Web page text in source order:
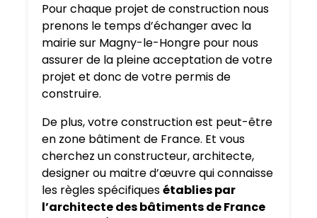
Pour chaque projet de construction nous
prenons le temps d’échanger avec la
mairie sur Magny-le-Hongre pour nous
assurer de la pleine acceptation de votre
projet et donc de votre permis de
construire.
De plus, votre construction est peut-être
en zone bâtiment de France. Et vous
cherchez un constructeur, architecte,
designer ou maitre d’œuvre qui connaisse
les règles spécifiquesétablies par
l’architecte des bâtiments de France